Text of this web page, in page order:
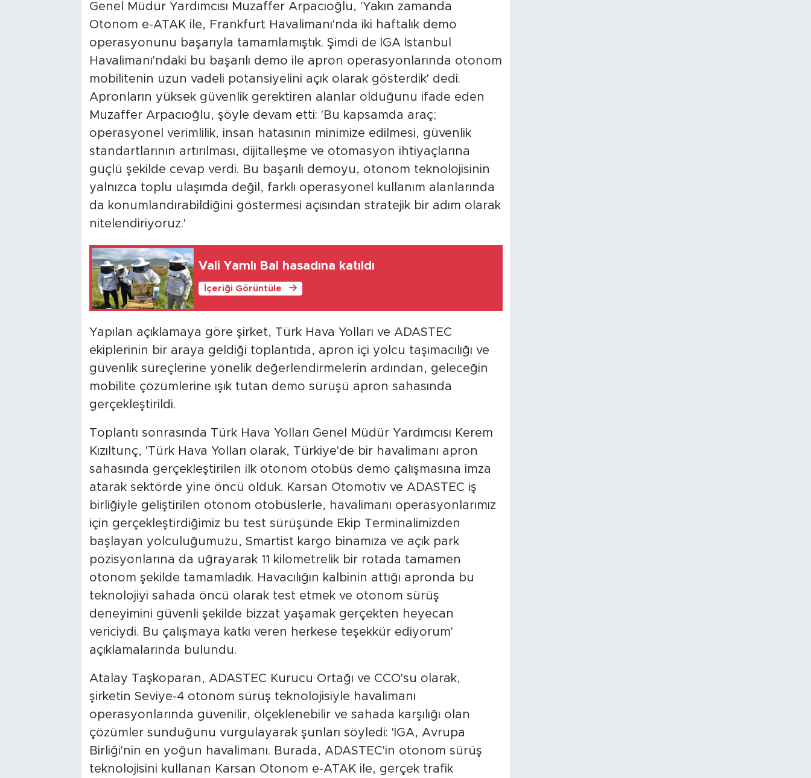
Genel Müdür Yardımcısı Muzaffer Arpacıoğlu, 'Yakın zamanda
Otonom e-ATAK ile, Frankfurt Havalimanı'nda iki haftalık demo
operasyonunu başarıyla tamamlamıştık. Şimdi de İGA İstanbul
Havalimanı'ndaki bu başarılı demo ile apron operasyonlarında otonom
mobilitenin uzun vadeli potansiyelini açık olarak gösterdik' dedi.
Apronların yüksek güvenlik gerektiren alanlar olduğunu ifade eden
Muzaffer Arpacıoğlu, şöyle devam etti: 'Bu kapsamda araç;
operasyonel verimlilik, insan hatasının minimize edilmesi, güvenlik
standartlarının artırılması, dijitalleşme ve otomasyon ihtiyaçlarına
güçlü şekilde cevap verdi. Bu başarılı demoyu, otonom teknolojisinin
yalnızca toplu ulaşımda değil, farklı operasyonel kullanım alanlarında
da konumlandırabildiğini göstermesi açısından stratejik bir adım olarak
nitelendiriyoruz.'
Vali Yamlı Bal hasadına katıldı
İçeriği Görüntüle
Yapılan açıklamaya göre şirket, Türk Hava Yolları ve ADASTEC
ekiplerinin bir araya geldiği toplantıda, apron içi yolcu taşımacılığı ve
güvenlik süreçlerine yönelik değerlendirmelerin ardından, geleceğin
mobilite çözümlerine ışık tutan demo sürüşü apron sahasında
gerçekleştirildi.
Toplantı sonrasında Türk Hava Yolları Genel Müdür Yardımcısı Kerem
Kızıltunç, 'Türk Hava Yolları olarak, Türkiye'de bir havalimanı apron
sahasında gerçekleştirilen ilk otonom otobüs demo çalışmasına imza
atarak sektörde yine öncü olduk. Karsan Otomotiv ve ADASTEC iş
birliğiyle geliştirilen otonom otobüslerle, havalimanı operasyonlarımız
için gerçekleştirdiğimiz bu test sürüşünde Ekip Terminalimizden
başlayan yolculuğumuzu, Smartist kargo binamıza ve açık park
pozisyonlarına da uğrayarak 11 kilometrelik bir rotada tamamen
otonom şekilde tamamladık. Havacılığın kalbinin attığı apronda bu
teknolojiyi sahada öncü olarak test etmek ve otonom sürüş
deneyimini güvenli şekilde bizzat yaşamak gerçekten heyecan
vericiydi. Bu çalışmaya katkı veren herkese teşekkür ediyorum'
açıklamalarında bulundu.
Atalay Taşkoparan, ADASTEC Kurucu Ortağı ve CCO'su olarak,
şirketin Seviye-4 otonom sürüş teknolojisiyle havalimanı
operasyonlarında güvenilir, ölçeklenebilir ve sahada karşılığı olan
çözümler sunduğunu vurgulayarak şunları söyledi: 'İGA, Avrupa
Birliği'nin en yoğun havalimanı. Burada, ADASTEC'in otonom sürüş
teknolojisini kullanan Karsan Otonom e-ATAK ile, gerçek trafik